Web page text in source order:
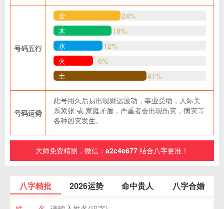
号码五行
金
24%
木
18%
水
12%
火
6%
土
41%
号码运势
此号用久后易出现财运波动，事业受助，人际关
系紧张 或 家庭矛盾，严重者会出现伤灾，病灾等
各种凶灾发生。
大师免费精测，微信： a2c4e677 结合八字更准！
八字精批 2026运势 命中贵人 八字合婚